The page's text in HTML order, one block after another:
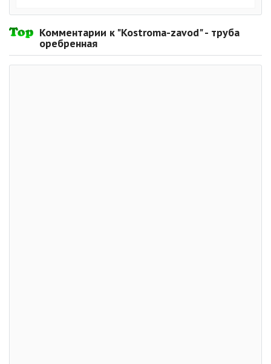
Комментарии к "Kostroma-zavod" - труба
оребренная